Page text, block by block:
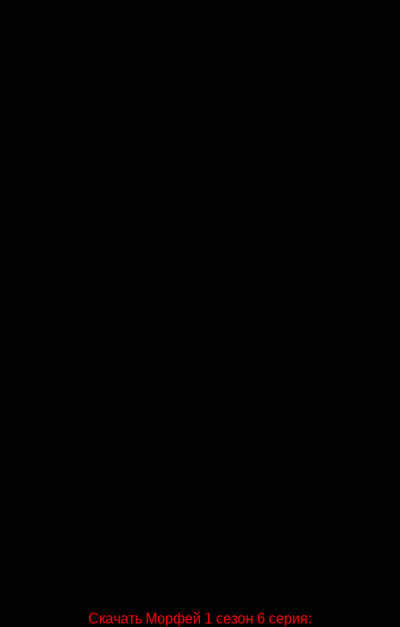
Скачать Морфей 1 сезон 6 серия: